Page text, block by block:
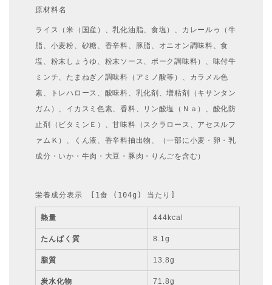
原材料名
ライス（米（国産）、乳化油脂、食塩）、カレールゥ（牛
脂、小麦粉、砂糖、香辛料、豚脂、オニオン調味料、食
塩、粉末しょうゆ、粉末ソース、ポーク調味料）、味付牛
ミンチ、たまねぎ／調味料（アミノ酸等）、カラメル色
素、トレハロース、酸味料、乳化剤、増粘剤（キサンタン
ガム）、イカスミ色素、香料、リン酸塩（Ｎａ）、酸化防
止剤（ビタミンＥ）、甘味料（スクラロース、アセスルフ
ァムＫ）、くん液、香辛料抽出物、（一部に小麦・卵・乳
成分・いか・牛肉・大豆・豚肉・りんごを含む）
栄養成分表示　[1食 (104g) 当たり]
熱量 444kcal
たんぱく質 8.1g
脂質 13.8g
炭水化物 71.8g